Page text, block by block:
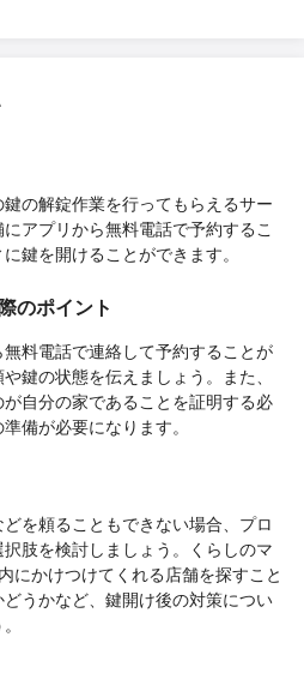
の解錠作業を行ってもらえるサー
アプリから無料電話で予約するこ
鍵を開けることができます。
のポイント
料電話で連絡して予約することが
鍵の状態を伝えましょう。また、
自分の家であることを証明する必
備が必要になります。
を頼ることもできない場合、プロ
肢を検討しましょう。くらしのマ
にかけつけてくれる店舗を探すこと
うかなど、鍵開け後の対策につい